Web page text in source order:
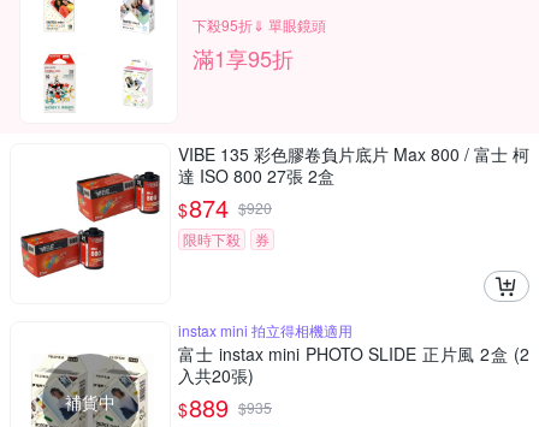
下殺95折⇓ 單眼鏡頭
滿1享95折
VIBE 135 彩色膠卷負片底片 Max 800 / 富士 柯
達 ISO 800 27張 2盒
$874 $920
限時下殺
券
補貨中
instax mini 拍立得相機適用
富士 instax mini PHOTO SLIDE 正片風 2盒 (2
入共20張)
$889 $935